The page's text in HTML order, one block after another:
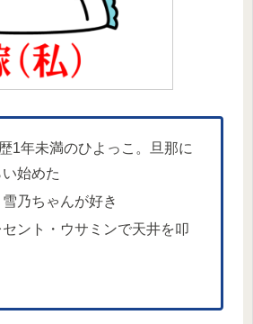
1年未満のひよっこ。旦那に
始めた
乃ちゃんが好き
ント・ウサミンで天井を叩